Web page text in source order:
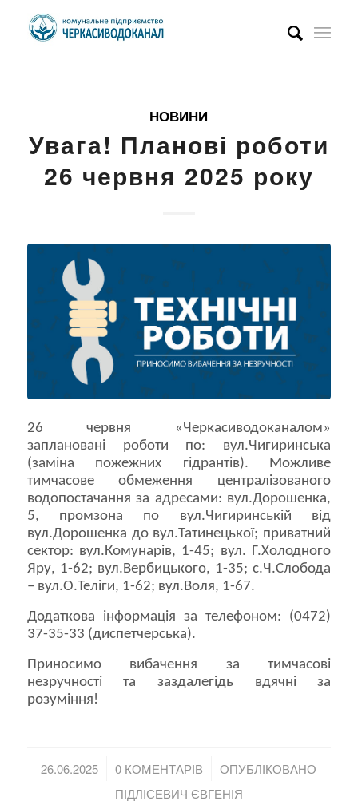
НОВИНИ
Увага! Планові роботи
26 червня 2025 року
26 червня «Черкасиводоканалом»
заплановані роботи по: вул.Чигиринська
(заміна пожежних гідрантів). Можливе
тимчасове обмеження централізованого
водопостачання за адресами: вул.Дорошенка,
5, промзона по вул.Чигиринській від
вул.Дорошенка до вул.Татинецької; приватний
сектор: вул.Комунарів, 1-45; вул. Г.Холодного
Яру, 1-62; вул.Вербицького, 1-35; с.Ч.Слобода
– вул.О.Теліги, 1-62; вул.Воля, 1-67.
Додаткова інформація за телефоном: (0472)
37-35-33 (диспетчерська).
Приносимо вибачення за тимчасові
незручності та заздалегідь вдячні за
розуміння!
26.06.2025
/ 0 КОМЕНТАРІВ
/
ОПУБЛІКОВАНО
ПІДЛІСЕВИЧ ЄВГЕНІЯ